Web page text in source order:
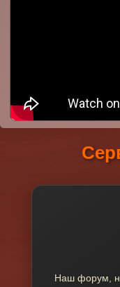
Наш форум,